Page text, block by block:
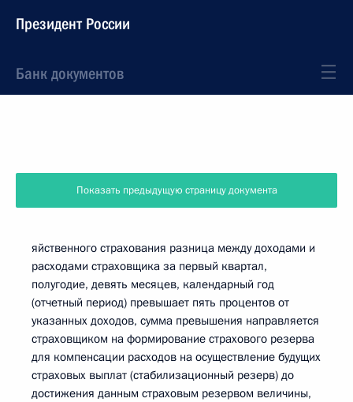
Президент России
Банк документов
Показать предыдущую страницу документа
яйственного страхования разница между доходами и
расходами страховщика за первый квартал,
полугодие, девять месяцев, календарный год
(отчетный период) превышает пять процентов от
указанных доходов, сумма превышения направляется
страховщиком на формирование страхового резерва
для компенсации расходов на осуществление будущих
страховых выплат (стабилизационный резерв) до
достижения данным страховым резервом величины,